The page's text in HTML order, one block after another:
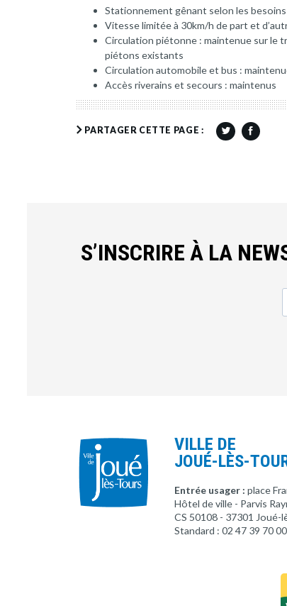
Stationnement gênant selon les besoins
Vitesse limitée à 30km/h de part et
Circulation piétonne : maintenue sur le
piétons existants
Circulation automobile et bus :
Accès riverains et secours : maintenus
PARTAGER CETTE PAGE :
S’INSCRIRE À LA
VILLE DE
JOUÉ-LÈS-
Entrée usager : place
Hôtel de ville - Parvis
CS 50108 - 37301 Joué-
Standard : 02 47 39 70 00